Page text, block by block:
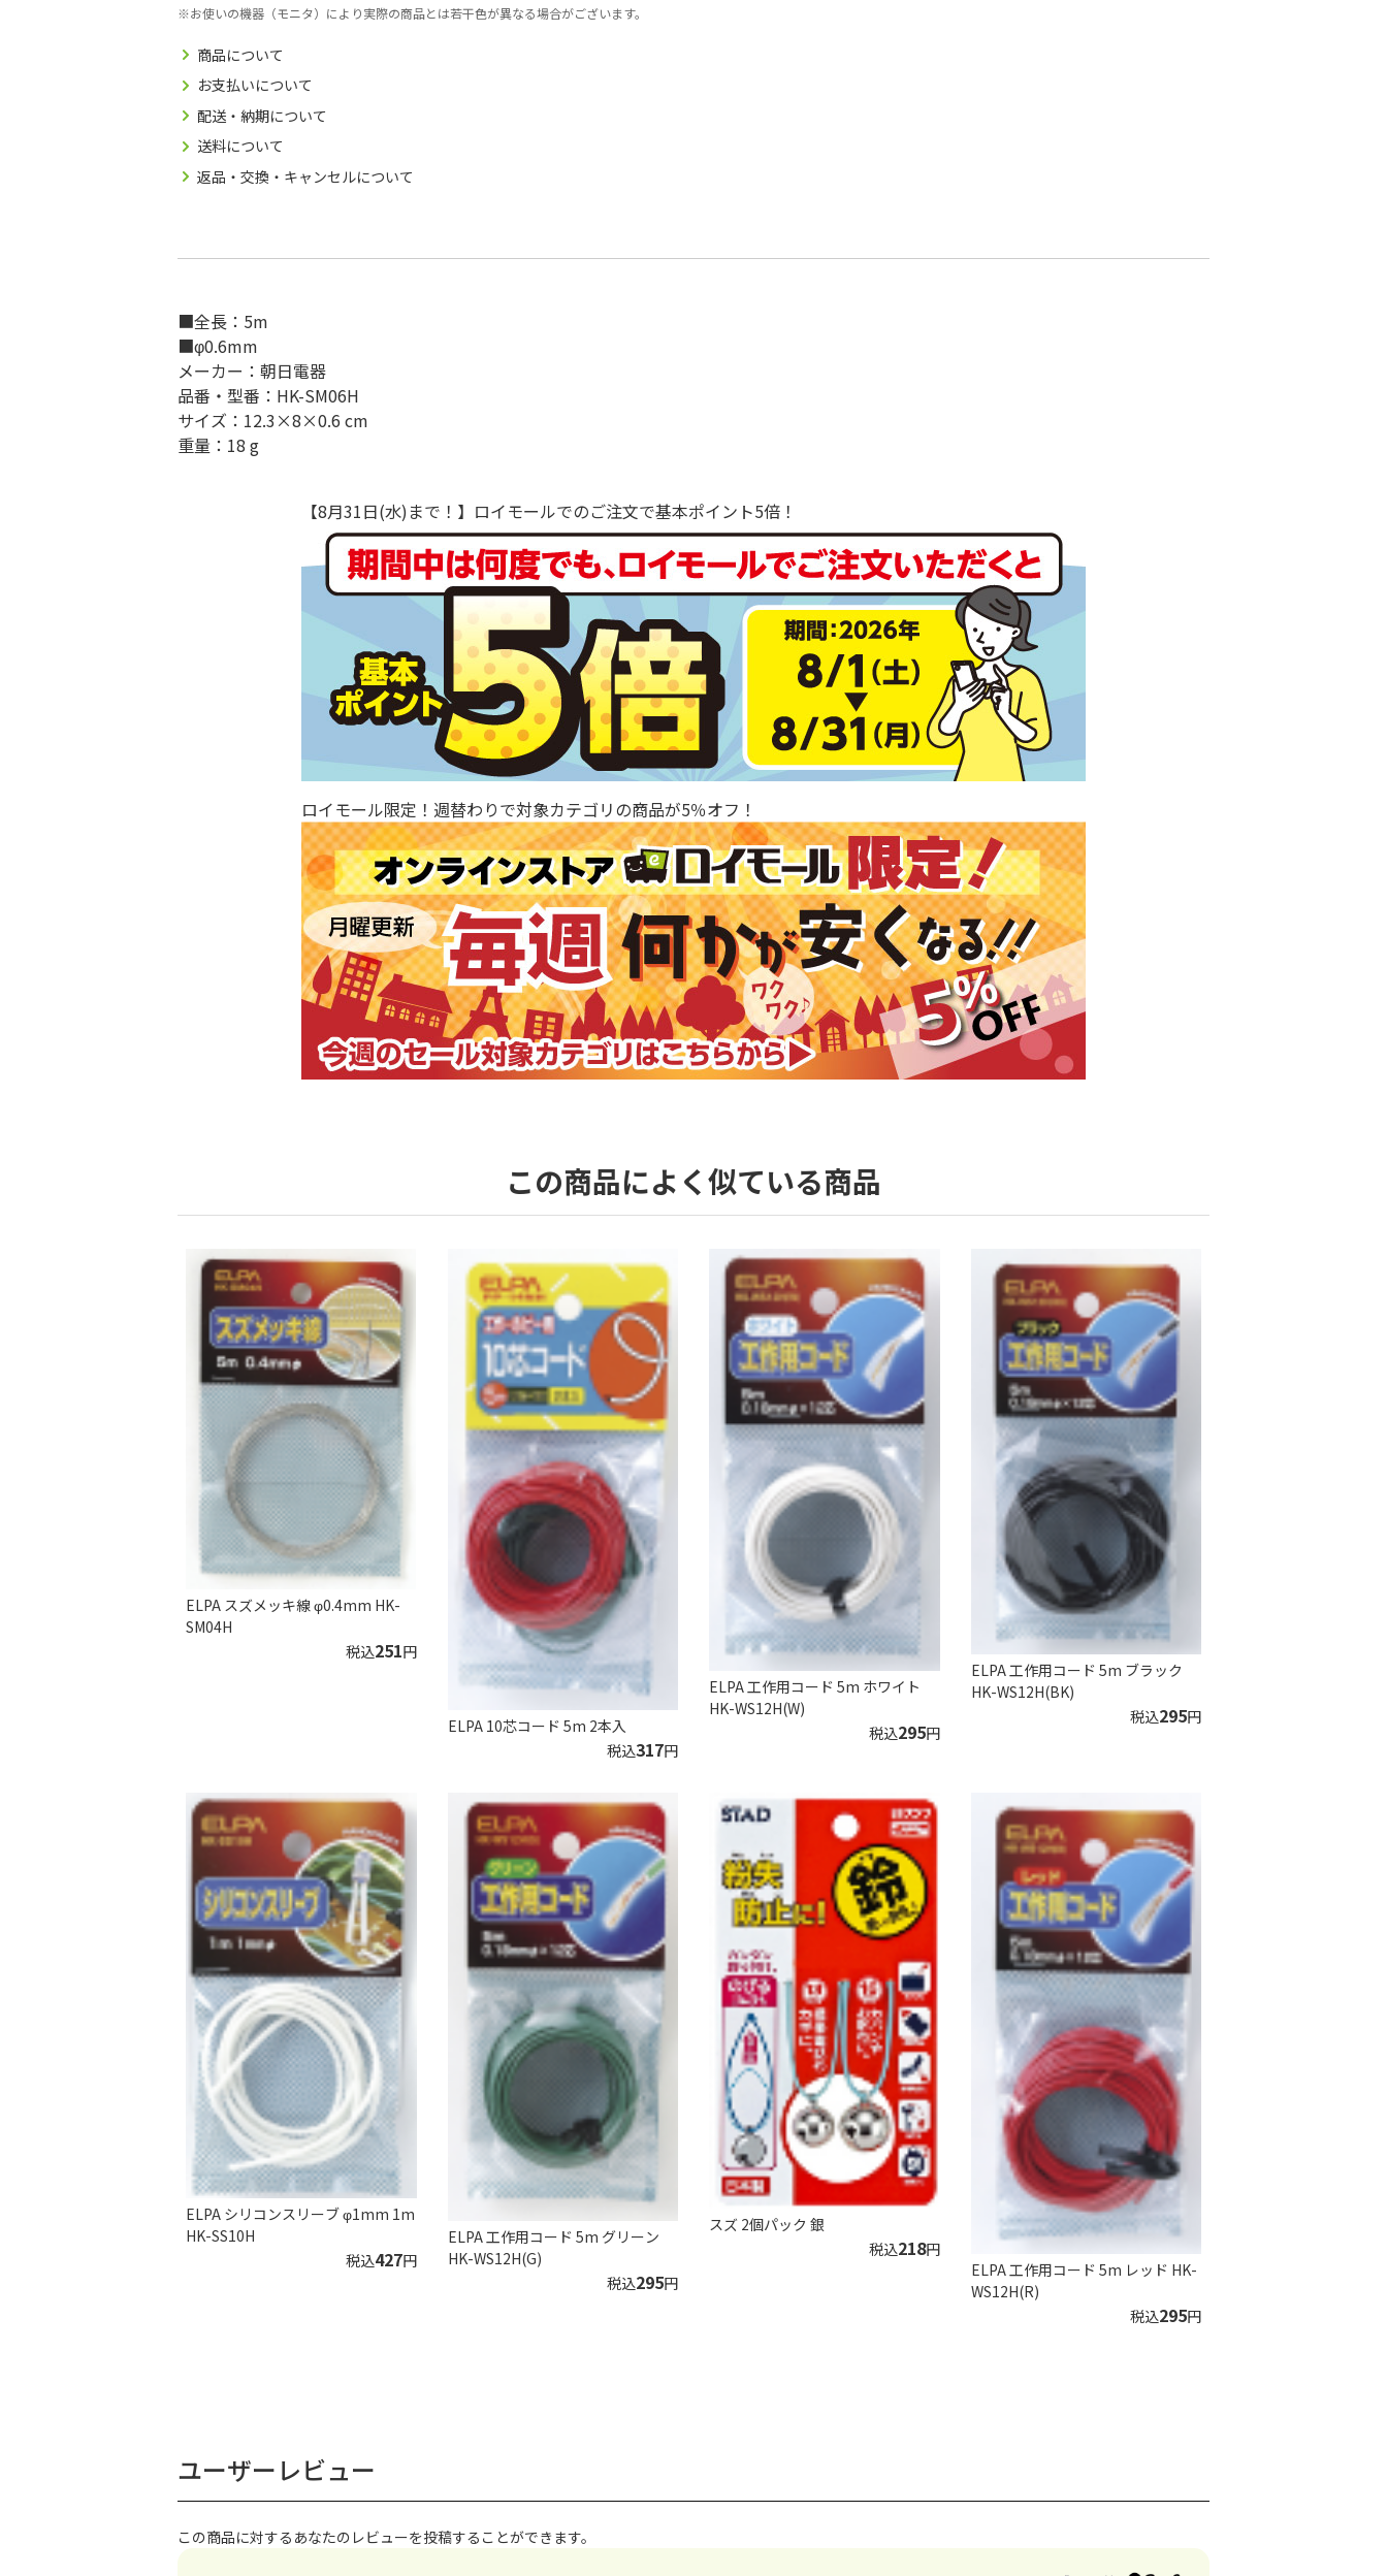
お使いの機器（モニタ）により実際の商品とは若干色が異なる場合がございます。
商品について
お支払いについて
配送・納期について
送料について
返品・交換・キャンセルについて
■全長：5m
■φ0.6mm
メーカー：朝日電器
品番・型番：HK-SM06H
サイズ：12.3×8×0.6 cm
重量：18 g
【8月31日(水)まで！】ロイモールでのご注文で基本ポイント5倍！
ロイモール限定！週替わりで対象カテゴリの商品が5％オフ！
この商品によく似ている商品
ELPA スズメッキ線 φ0.4mm HK-
SM04H
税込251円
ELPA 10芯コード 5m 2本入
税込317円
ELPA 工作用コード 5m ホワイト
HK-WS12H(W)
税込295円
ELPA 工作用コード 5m ブラック
HK-WS12H(BK)
税込295円
ELPA シリコンスリーブ φ1mm 1m
HK-SS10H
税込427円
ELPA 工作用コード 5m グリーン
HK-WS12H(G)
税込295円
スズ 2個パック 銀
税込218円
ELPA 工作用コード 5m レッド HK-
WS12H(R)
税込295円
ユーザーレビュー
この商品に対するあなたのレビューを投稿することができます。